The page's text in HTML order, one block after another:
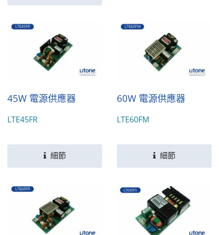
+15V、+24V、+30V、
流電輸出；符合多個國家安
全規範標準。
45W 電源供應器
LTE45FR
細節
60W 電源供應器
LTE60FM
細節